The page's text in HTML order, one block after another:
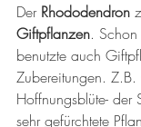
Der Rhododendron
Giftpflanzen.
benutzte auch
Zubereitungen.
Hoffnungsblüte- der
sehr gefürchtete